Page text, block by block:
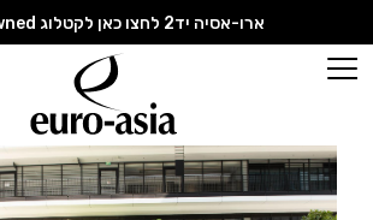
ארו-אסיה יד2 לחצו כאן לקטלוג Pre-Owned